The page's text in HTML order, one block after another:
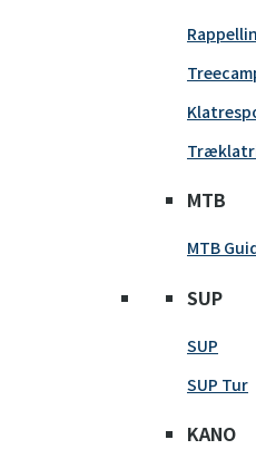
MTB
MTB
SUP
SUP
SUP Tur
KANO